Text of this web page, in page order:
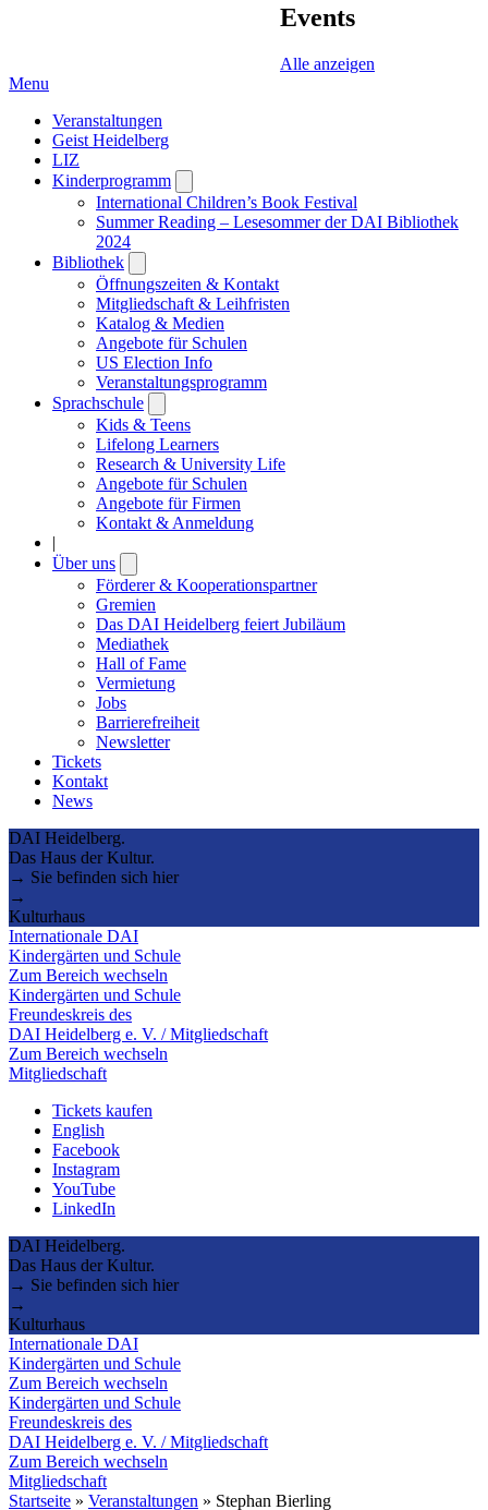
Events
Alle anzeigen
Menu
Veranstaltungen
Geist Heidelberg
LIZ
Kinderprogramm
submenu
International Children’s Book Festival
Summer Reading – Lesesommer der DAI Bibliothek
2024
Bibliothek
submenu
Öffnungszeiten & Kontakt
Mitgliedschaft & Leihfristen
Katalog & Medien
Angebote für Schulen
US Election Info
Veranstaltungsprogramm
Sprachschule
submenu
Kids & Teens
Lifelong Learners
Research & University Life
Angebote für Schulen
Angebote für Firmen
Kontakt & Anmeldung
|
Über uns
submenu
Förderer & Kooperationspartner
Gremien
Das DAI Heidelberg feiert Jubiläum
Mediathek
Hall of Fame
Vermietung
Jobs
Barrierefreiheit
Newsletter
Tickets
Kontakt
News
DAI Heidelberg.
Das Haus der Kultur.
→ Sie befinden sich hier
→
Kulturhaus
Internationale DAI
Kindergärten und Schule
Zum Bereich wechseln
Kindergärten und Schule
Freundeskreis des
DAI Heidelberg e. V. / Mitgliedschaft
Zum Bereich wechseln
Mitgliedschaft
Tickets kaufen
English
Facebook
Instagram
YouTube
LinkedIn
DAI Heidelberg.
Das Haus der Kultur.
→ Sie befinden sich hier
→
Kulturhaus
Internationale DAI
Kindergärten und Schule
Zum Bereich wechseln
Kindergärten und Schule
Freundeskreis des
DAI Heidelberg e. V. / Mitgliedschaft
Zum Bereich wechseln
Mitgliedschaft
Startseite » Veranstaltungen » Stephan Bierling